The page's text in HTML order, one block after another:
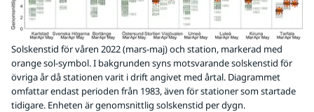
Solskenstid för våren 2022 (mars-maj) och station, markerad med
orange sol-symbol. I bakgrunden syns motsvarande solskenstid för
övriga år då stationen varit i drift angivet med årtal. Diagrammet
omfattar endast perioden från 1983, även för stationer som startade
tidigare. Enheten är genomsnittlig solskenstid per dygn.